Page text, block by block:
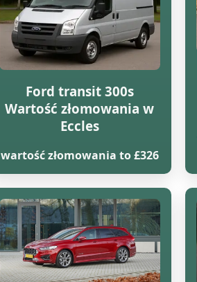
Ford transit 300s
Wartość złomowania w
Eccles
wartość złomowania to £326